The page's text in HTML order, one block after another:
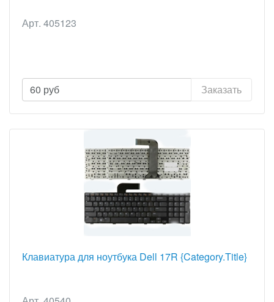
Арт. 405123
60 руб Заказать
Клавиатура для ноутбука Dell 17R {Category.Title}